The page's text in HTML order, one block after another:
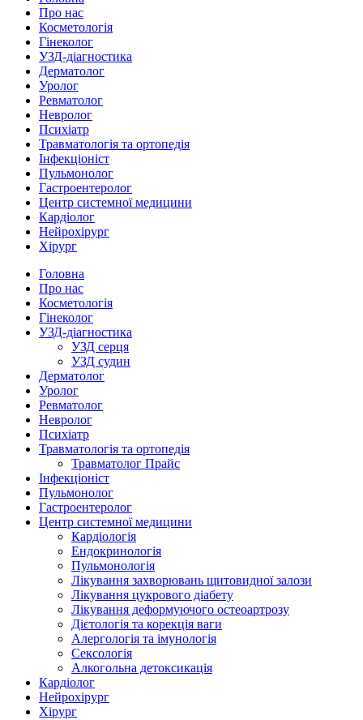
Про нас
Косметологія
Гінеколог
УЗД-діагностика
Дерматолог
Уролог
Ревматолог
Невролог
Психіатр
Травматологія та ортопедія
Інфекціоніст
Пульмонолог
Гастроентеролог
Центр системної медицини
Кардіолог
Нейрохірург
Хірург
Головна
Про нас
Косметологія
Гінеколог
УЗД-діагностика
УЗД серця
УЗД судин
Дерматолог
Уролог
Ревматолог
Невролог
Психіатр
Травматологія та ортопедія
Травматолог Прайс
Інфекціоніст
Пульмонолог
Гастроентеролог
Центр системної медицини
Кардіологія
Ендокринологія
Пульмонологія
Лікування захворювань щитовидної залози
Лікування цукрового діабету
Лікування деформуючого остеоартрозу
Дієтологія та корекція ваги
Алергологія та імунологія
Сексологія
Алкогольна детоксикація
Кардіолог
Нейрохірург
Хірург